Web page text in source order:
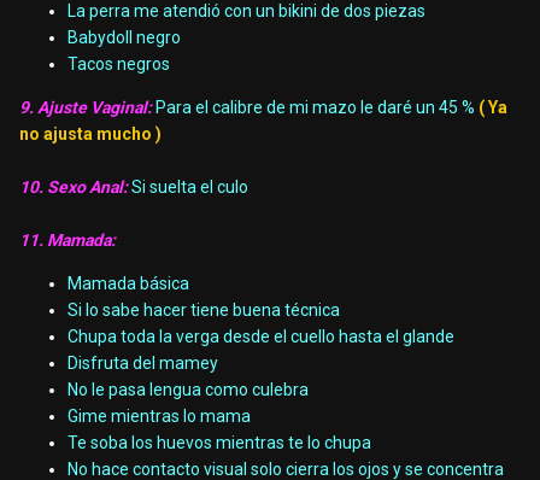
La perra me atendió con un bikini de dos piezas
Babydoll negro
Tacos negros
9. Ajuste Vaginal:Para el calibre de mi mazo le daré un 45 % ( Ya
no ajusta mucho )
10. Sexo Anal:Si suelta el culo
11. Mamada:
Mamada básica
Si lo sabe hacer tiene buena técnica
Chupa toda la verga desde el cuello hasta el glande
Disfruta del mamey
No le pasa lengua como culebra
Gime mientras lo mama
Te soba los huevos mientras te lo chupa
No hace contacto visual solo cierra los ojos y se concentra